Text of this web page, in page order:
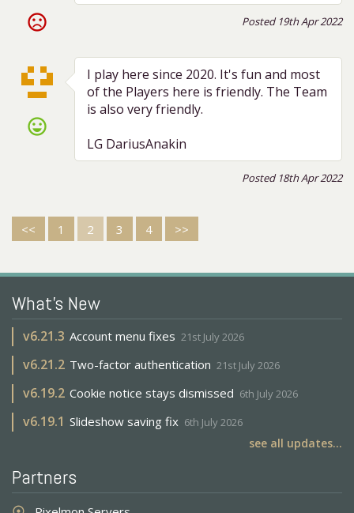
sentiment_very_dissatisfied Posted 19th Apr 2022
sentiment_very_satisfied
I play here since 2020. It's fun and most
of the Players here is friendly. The Team
is also very friendly.
LG DariusAnakin
Posted 18th Apr 2022
<< 1 2 3 4 >>
What's New
v6.21.3 Account menu fixes 21st July 2026
v6.21.2 Two-factor authentication 21st July 2026
v6.19.2 Cookie notice stays dismissed 6th July 2026
v6.19.1 Slideshow saving fix 6th July 2026
see all updates...
Partners